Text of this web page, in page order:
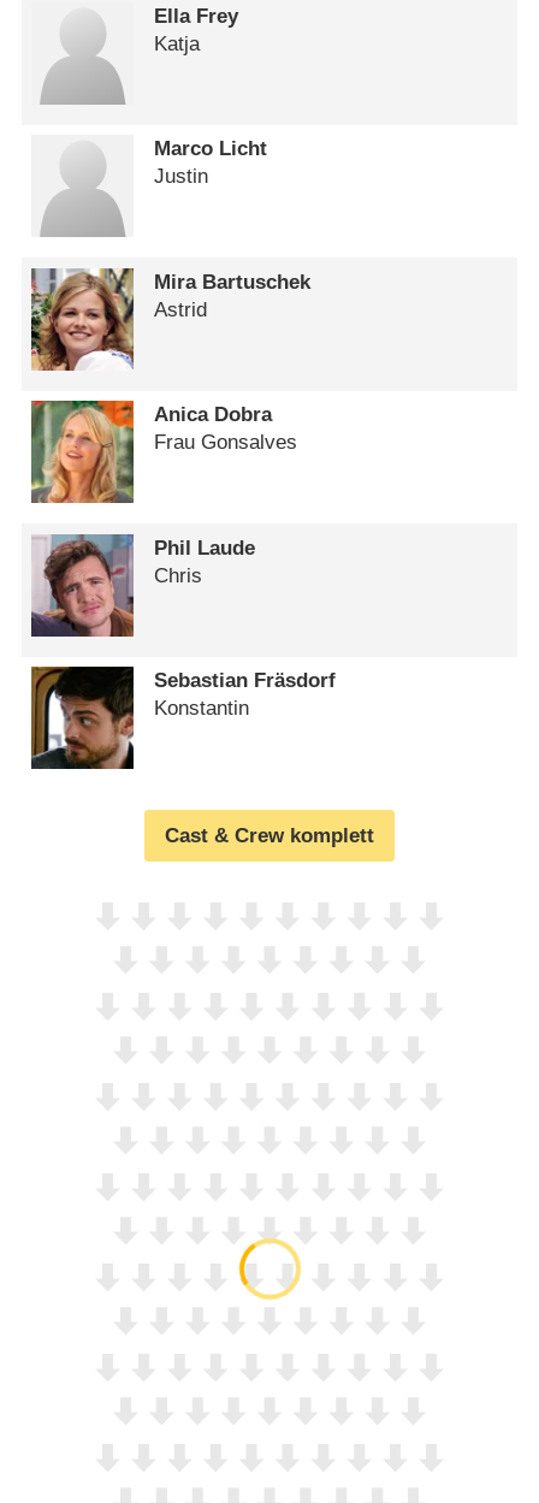
Ella Frey
Katja
Marco Licht
Justin
Mira Bartuschek
Astrid
Anica Dobra
Frau Gonsalves
Phil Laude
Chris
Sebastian Fräsdorf
Konstantin
Cast & Crew komplett